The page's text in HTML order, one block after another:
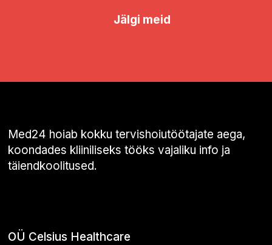
Jälgi meid
Med24 hoiab kokku tervishoiutöötajate aega,
koondades kliiniliseks tööks vajaliku info ja
täiendkoolitused.
OÜ Celsius Healthcare